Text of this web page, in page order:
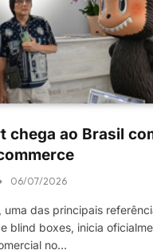
chega ao Brasil
06/07/2026
uma das principais
blind boxes, inicia
no…